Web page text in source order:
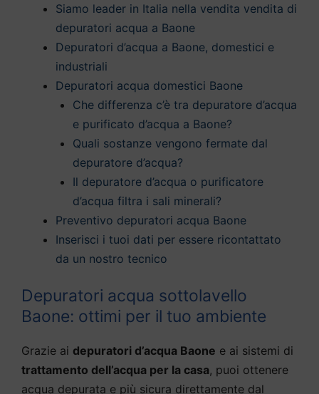
Siamo leader in Italia nella vendita vendita di
depuratori acqua a Baone
Depuratori d’acqua a Baone, domestici e
industriali
Depuratori acqua domestici Baone
Che differenza c’è tra depuratore d’acqua
e purificato d’acqua a Baone?
Quali sostanze vengono fermate dal
depuratore d’acqua?
Il depuratore d’acqua o purificatore
d’acqua filtra i sali minerali?
Preventivo depuratori acqua Baone
Inserisci i tuoi dati per essere ricontattato
da un nostro tecnico
Depuratori acqua sottolavello
Baone: ottimi per il tuo ambiente
Grazie ai depuratori d’acqua Baone e ai sistemi di
trattamento dell’acqua per la casa, puoi ottenere
acqua depurata e più sicura direttamente dal